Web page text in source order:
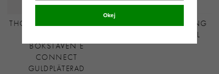
THOMAS SABO CHARM-
BOKSTAVEN E
CONNECT
GULDPLÄTERAD
AROCK BENZON RING
GULDPLÄTERAT STÅL
Okej